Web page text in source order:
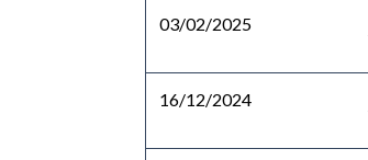
03/02/2025
16/12/2024